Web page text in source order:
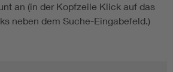
an (in der Kopfzeile Klick auf das
neben dem Suche-Eingabefeld.)